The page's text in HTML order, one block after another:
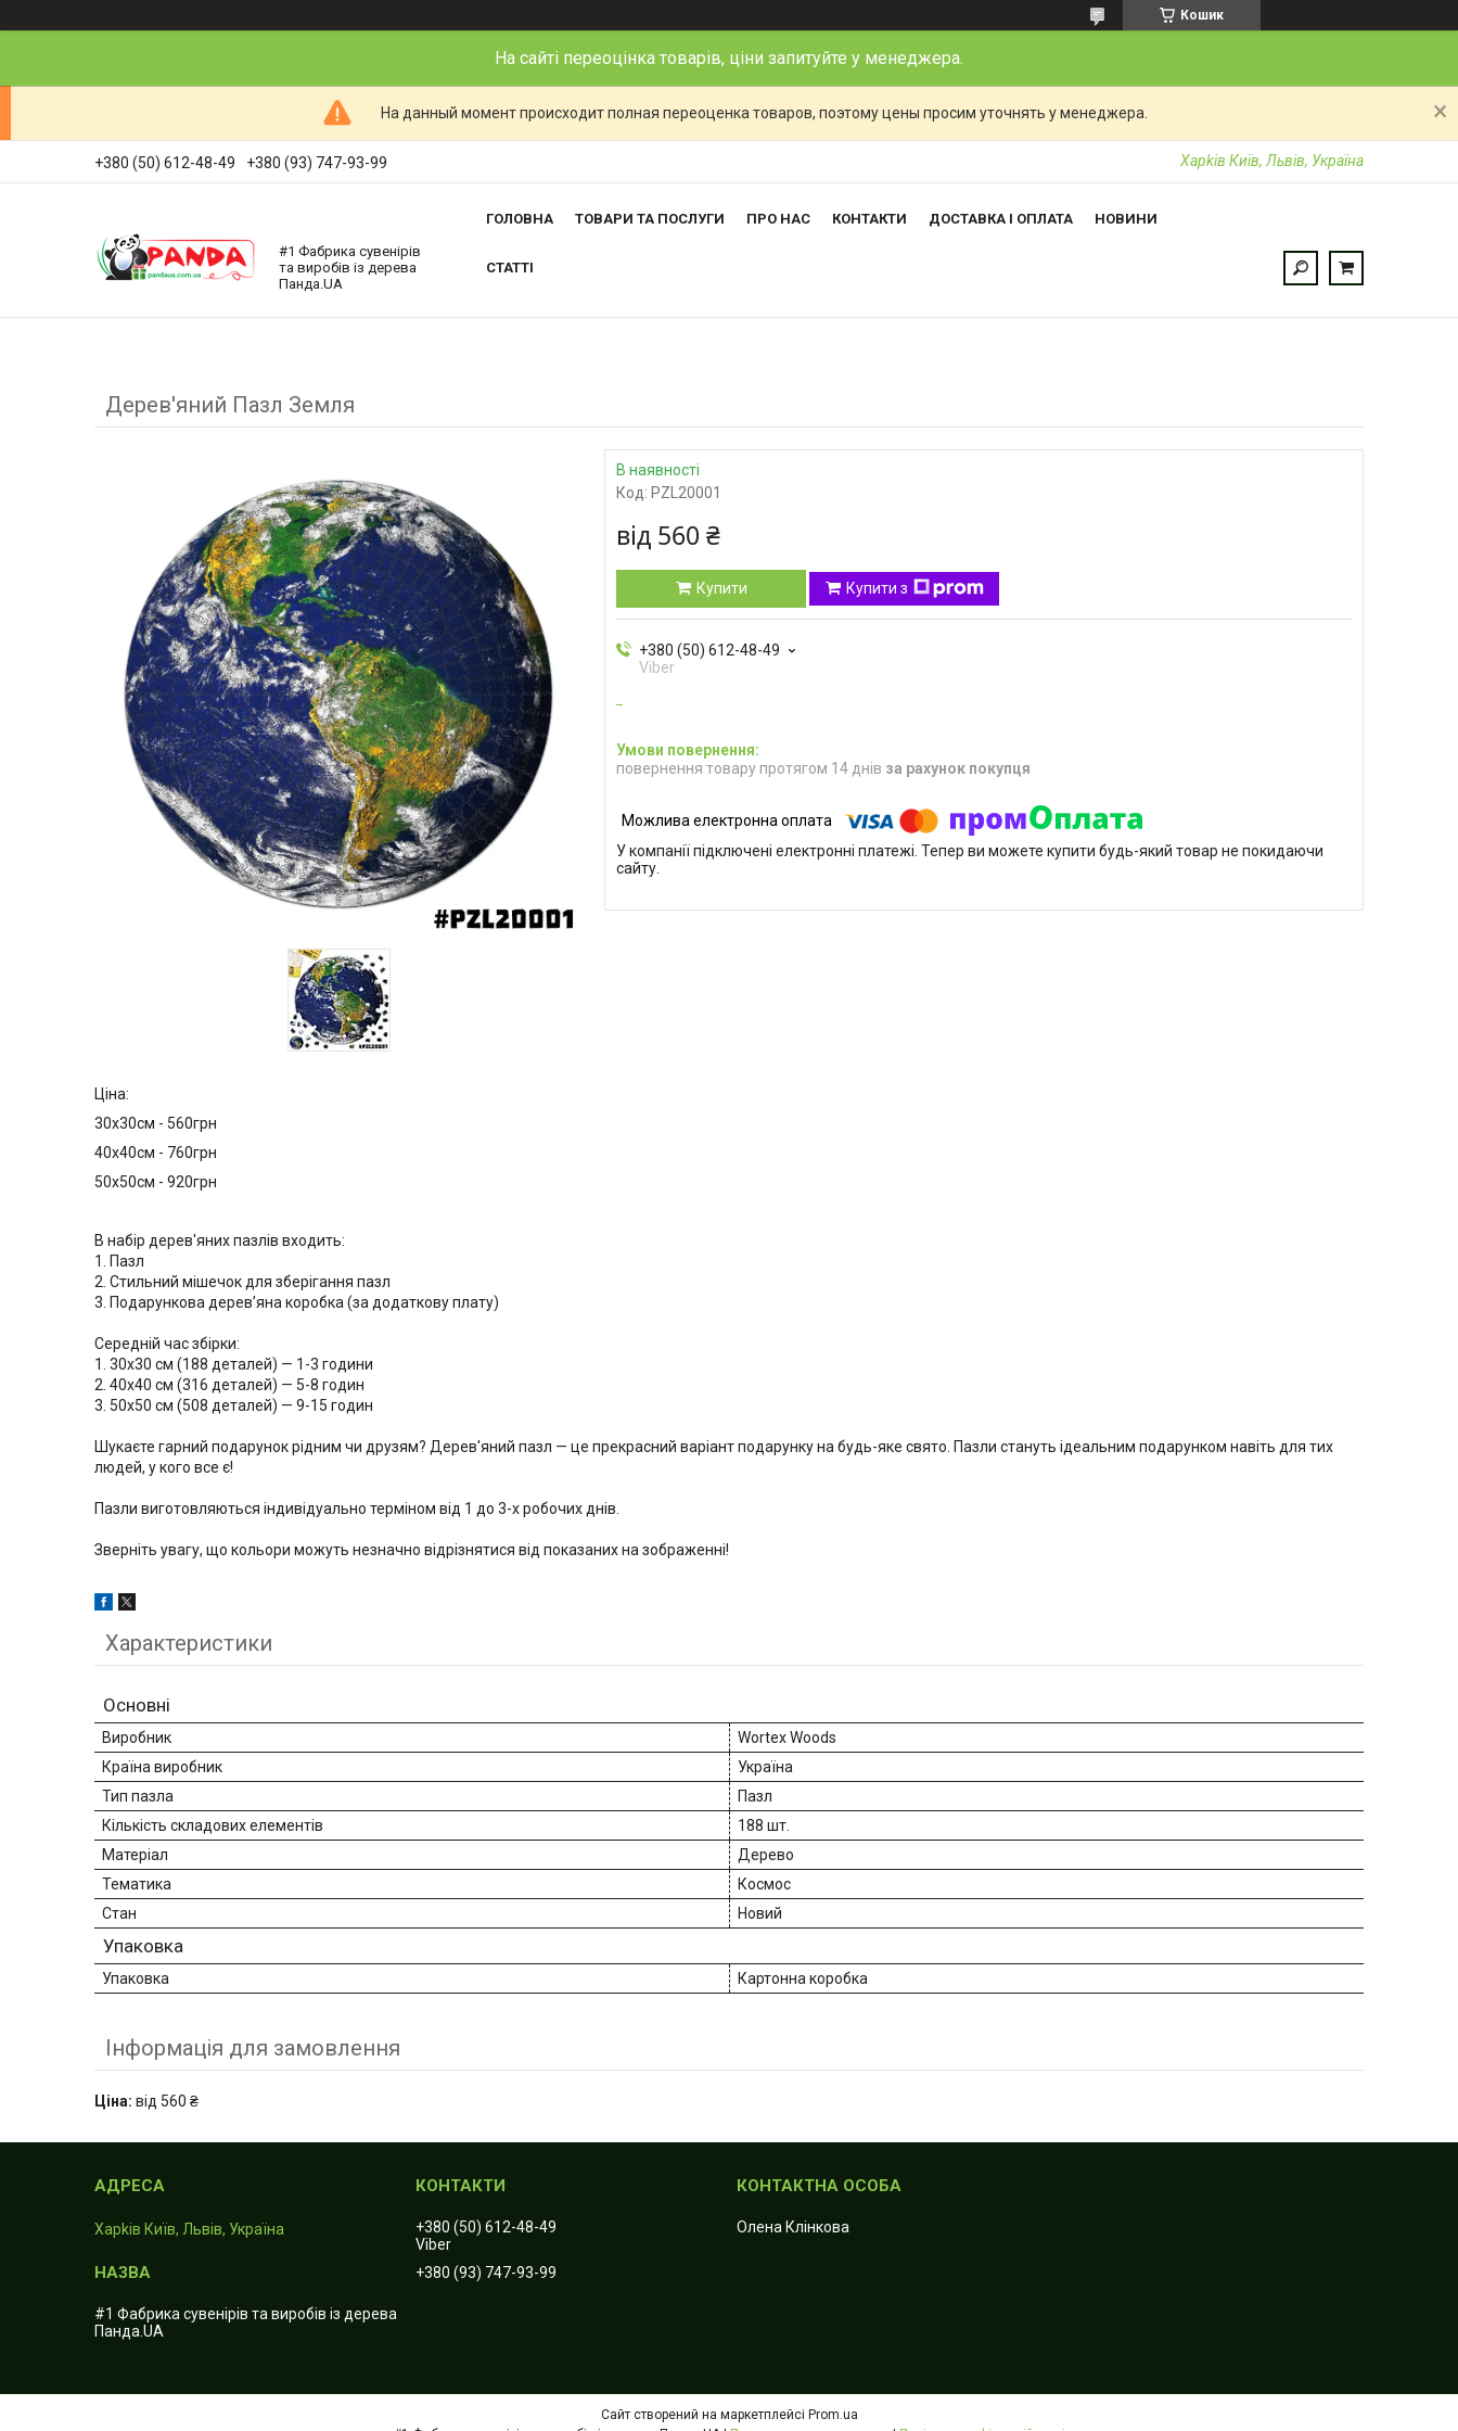
Кошик
На сайті переоцінка товарів, ціни запитуйте у менеджера.
На данный момент происходит полная переоценка товаров, поэтому цены просим уточнять у менеджера.
+380 (50) 612-48-49 +380 (93) 747-93-99 Харkiв Київ, Львів, Україна
#1 Фабрика сувенірів
та виробів із дерева
Панда.UA
ГОЛОВНА ТОВАРИ ТА ПОСЛУГИ ПРО НАС КОНТАКТИ ДОСТАВКА І ОПЛАТА НОВИНИ
СТАТТІ
Дерев'яний Пазл Земля
В наявності
Код: PZL20001
від 560 ₴
Купити Купити з
+380 (50) 612-48-49
Viber
повернення товару протягом 14 днів за рахунок покупця
У компанії підключені електронні платежі. Тепер ви можете купити будь-який товар не покидаючи
сайту.
Ціна:
30х30см - 560грн
40х40см - 760грн
50х50см - 920грн
В набір дерев'яних пазлів входить:
1. Пазл
2. Стильний мішечок для зберігання пазл
3. Подарункова дерев’яна коробка (за додаткову плату)
Середній час збірки:
1. 30х30 см (188 деталей) — 1-3 години
2. 40х40 см (316 деталей) — 5-8 годин
3. 50х50 см (508 деталей) — 9-15 годин
Шукаєте гарний подарунок рідним чи друзям? Дерев'яний пазл — це прекрасний варіант подарунку на будь-яке свято. Пазли стануть ідеальним подарунком навіть для тих
людей, у кого все є!
Пазли виготовляються індивідуально терміном від 1 до 3-х робочих днів.
Зверніть увагу, що кольори можуть незначно відрізнятися від показаних на зображенні!
Характеристики
Основні
Виробник
Wortex Woods
Країна виробник
Україна
Тип пазла
Пазл
Кількість складових елементів
188 шт.
Матеріал
Дерево
Тематика
Космос
Стан
Новий
Упаковка
Упаковка Картонна коробка
Інформація для замовлення
Ціна: від 560 ₴
Харkiв Київ, Львів, Україна
#1 Фабрика сувенірів та виробів із дерева
Панда.UA
+380 (50) 612-48-49
Viber
+380 (93) 747-93-99
Олена Клiнкова
Сайт створений на маркетплейсі Prom.ua